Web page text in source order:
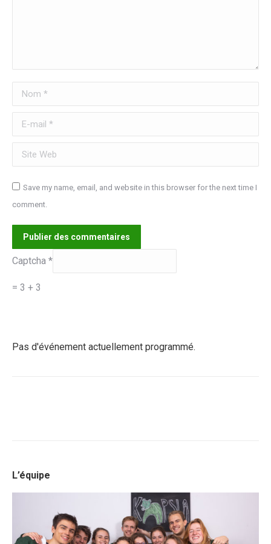
Nom *
E-mail *
Site Web
Save my name, email, and website in this browser for the next time I
comment.
Publier des commentaires
Captcha *
= 3 + 3
Pas d'événement actuellement programmé.
L’équipe